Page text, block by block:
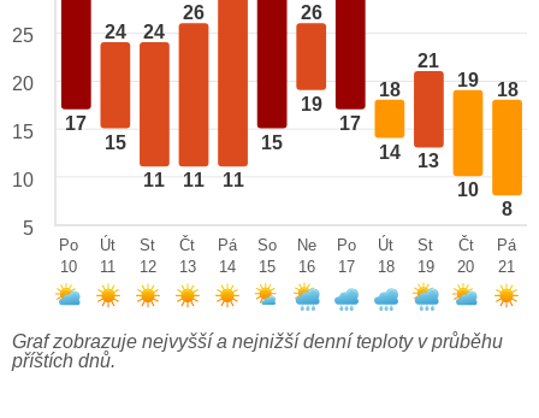
17
24
15
24
11
26
11 11
15
26
19
17
18
14
21
13
19
10
18
8
25
20
15
10
5
Po
10
Út
11
St
12
Čt
13
Pá
14
So
15
Ne
16
Po
17
Út
18
St
19
Čt
20
Pá
21
Graf zobrazuje nejvyšší a nejnižší denní teploty v průběhu
příštích dnů.